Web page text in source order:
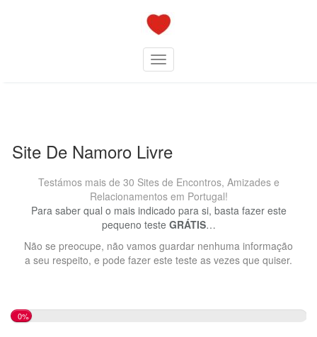
Toggle navigation
Site De Namoro Livre
Testámos mais de 30 Sites de Encontros, Amizades e
Relacionamentos em Portugal!
Para saber qual o mais indicado para si, basta fazer este
pequeno teste GRÁTIS…
Não se preocupe, não vamos guardar nenhuma informação
a seu respeito, e pode fazer este teste as vezes que quiser.
0%